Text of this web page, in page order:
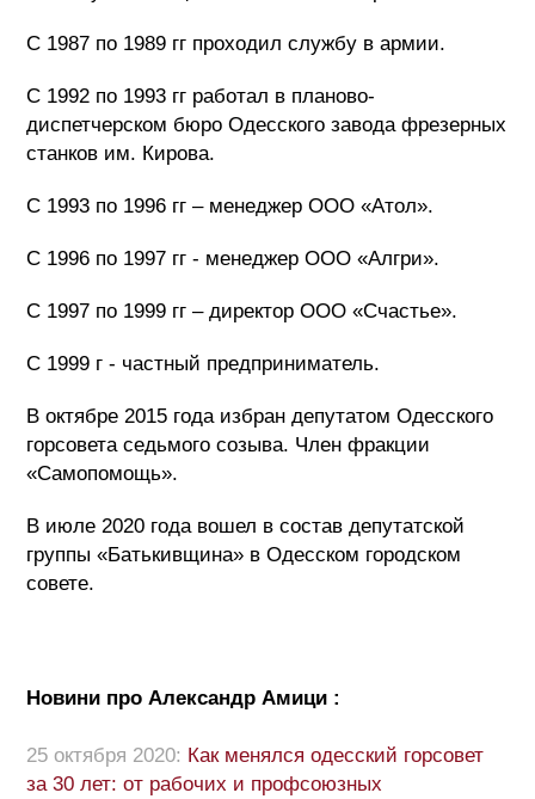
С 1987 по 1989 гг проходил службу в армии.
С 1992 по 1993 гг работал в планово-
диспетчерском бюро Одесского завода фрезерных
станков им. Кирова.
С 1993 по 1996 гг – менеджер ООО «Атол».
С 1996 по 1997 гг - менеджер ООО «Алгри».
С 1997 по 1999 гг – директор ООО «Счастье».
С 1999 г - частный предприниматель.
В октябре 2015 года избран депутатом Одесского
горсовета седьмого созыва. Член фракции
«Самопомощь».
В июле 2020 года вошел в состав депутатской
группы «Батькивщина» в Одесском городском
совете.
Новини про Александр Амици :
25 октября 2020: Как менялся одесский горсовет
за 30 лет: от рабочих и профсоюзных